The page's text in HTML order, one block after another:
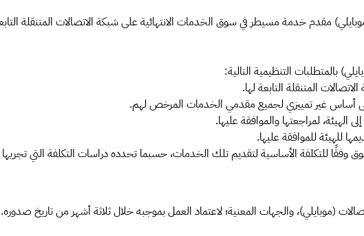
مقدم خدمة مسيطر في سوق الخدمات الانتهائية على شبكة الاتصالات المتنقلة
بالمتطلبات التنظيمية التالية:
المتنقلة التابعة لها.
أساس غير تمييزي لجميع مقدمي الخدمات المرخص لهم.
الهيئة، لمراجعتها والموافقة عليها.
للهيئة للموافقة عليها.
للتكلفة الأساسية لتقديم تلك الخدمات، حسبما تحدده دراسات التكلفة التي تجريها
(موبايلي)، والجهات المعنية؛ لاعتماد العمل بموجبه خلال ثلاثة أشهر من تاريخ صدوره.